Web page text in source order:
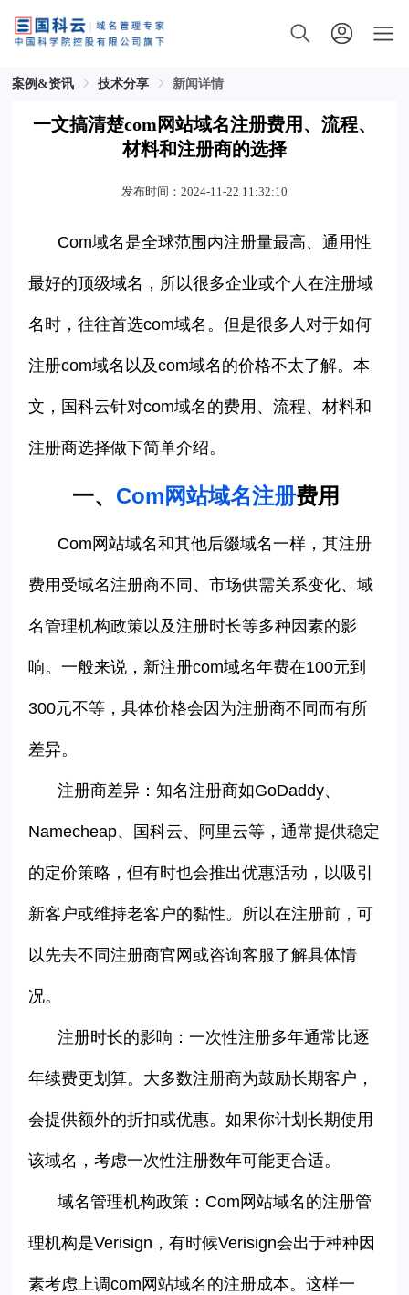
案例&资讯 技术分享 新闻详情
一文搞清楚com网站域名注册费用、流程、
材料和注册商的选择
发布时间：2024-11-22 11:32:10
Com域名是全球范围内注册量最高、通用性
最好的顶级域名，所以很多企业或个人在注册域
名时，往往首选com域名。但是很多人对于如何
注册com域名以及com域名的价格不太了解。本
文，国科云针对com域名的费用、流程、材料和
注册商选择做下简单介绍。
一、 Com网站域名注册费用
Com 网站域名和其他后缀域名一样，其注册
费用受域名注册商不同、市场供需关系变化、域
名管理机构政策以及注册时长等多种因素的影
响。一般来说，新注册com域名年费在100元到
300元不等，具体价格会因为注册商不同而有所
差异。
注册商差异 ：知名注册商如GoDaddy、
Namecheap、 国科云、阿里云等，通常提供稳定
的定价策略 ，但有时也会推出优惠活动，以吸引
新客户或维持老客户的黏性。所以在注册前，可
以先去不同注册商官网或咨询客服了解具体情
况。
注册时长的影响：一次性注册多年通常比逐
年续费更划算。大多数注册商为鼓励长期客户，
会提供额外的折扣或优惠。如果你计划长期使用
该域名，考虑一次性注册数年可能更合适。
域名管理机构政策： Com 网站域名的注册管
理机构是Verisign，有时候Verisign会出于种种因
素考虑上调com 网站域名的注册成本。这样一